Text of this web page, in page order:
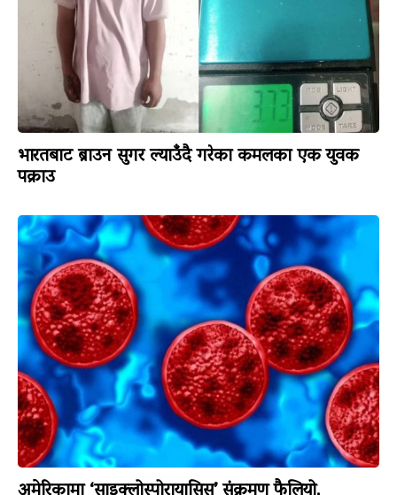
भारतबाट ब्राउन सुगर ल्याउँदै गरेका कमलका एक युवक
पक्राउ